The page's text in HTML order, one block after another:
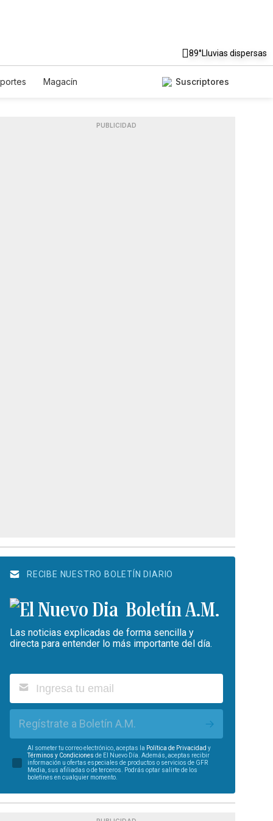
89°Lluvias dispersas
Magacín
Suscriptores
PUBLICIDAD
RECIBE NUESTRO BOLETÍN DIARIO
Boletín A.M.
Las noticias explicadas de forma sencilla y
directa para entender lo más importante del día.
Regístrate a Boletín A.M.
Al someter tu correo electrónico, aceptas la Política de Privacidad y
Términos y Condiciones de El Nuevo Día. Además, aceptas recibir
información u ofertas especiales de productos o servicios de GFR
Media, sus afiliadas o de terceros. Podrás optar salirte de los
boletines en cualquier momento.